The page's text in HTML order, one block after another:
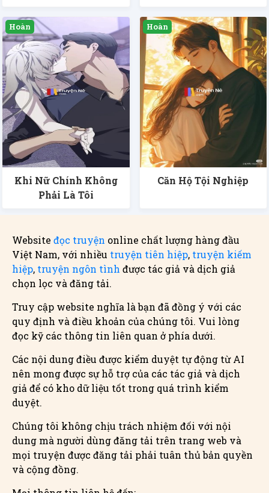
Khi Nữ Chính Không
Phải Là Tôi
Căn Hộ Tội Nghiệp
Website đọc truyện online chất lượng hàng đầu
Việt Nam, với nhiều truyện tiên hiệp, truyện kiếm
hiệp, truyện ngôn tình được tác giả và dịch giả
chọn lọc và đăng tải.
Truy cập website nghĩa là bạn đã đồng ý với các
quy định và điều khoản của chúng tôi. Vui lòng
đọc kỹ các thông tin liên quan ở phía dưới.
Các nội dung điều được kiểm duyệt tự động từ AI
nên mong được sự hỗ trợ của các tác giả và dịch
giả để có kho dữ liệu tốt trong quá trình kiểm
duyệt.
Chúng tôi không chịu trách nhiệm đối với nội
dung mà người dùng đăng tải trên trang web và
mọi truyện được đăng tải phải tuân thủ bản quyền
và cộng đồng.